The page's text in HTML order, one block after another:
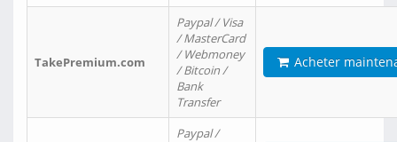
TakePremium.com
Paypal / Visa
/ MasterCard
/ Webmoney
/ Bitcoin /
Bank
Transfer
Acheter
Paypal /